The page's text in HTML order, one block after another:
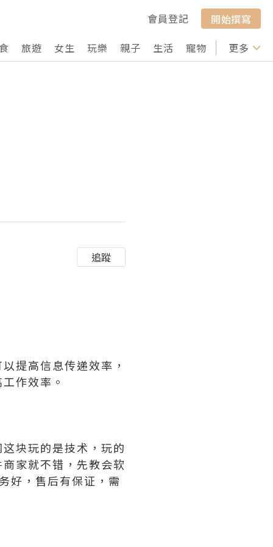
會員登記
開始撰寫
旅遊 女生 玩樂 親子 生活 寵物 行山 打卡
更多
追蹤
提高信息传递效率，
作效率。
块玩的是技术，玩的
家就不错，先教会软
好，售后有保证，需